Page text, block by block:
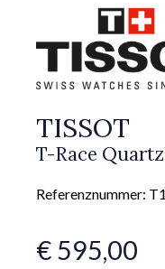
TISSOT
T-Race
Referenznummer:
€ 595,00